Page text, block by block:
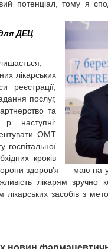
потенціал, тому я
ДЕЦ
—
лікарських
послуг,
та
наступні:
ОМТ
госпітальної
кроків
здоров’я — маю
лікарям зручно
засобів з